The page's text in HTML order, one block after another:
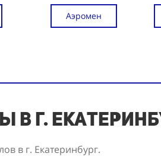
Аэромен
в г.
в г. Екатеринбург.